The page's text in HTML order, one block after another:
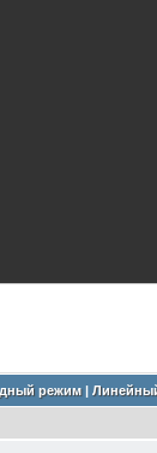
режим|